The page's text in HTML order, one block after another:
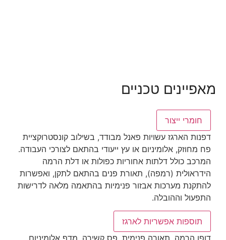
מאפיינים טכניים
חומרי ייצור
דפנות הארגז עשויות פאנל מבודד, בשילוב קונסטרוקציית
פח מחוזק, אלומיניום או עץ ייעודי בהתאם לצורכי העבודה.
המרכב כולל דלתות אחוריות כפולות או דלת הרמה
הידראולית (רמפה), תאורת פנים בהתאם לתקן, ואפשרות
להתקנת מערכות אבזור פנימיות בהתאמה מלאה לדרישות
התפעול וההובלה.
תוספות אפשריות לארגז